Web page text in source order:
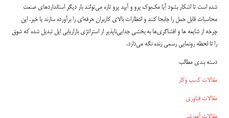
شده است تا اشکار بشود آیا مک‌بوک پرو و آیپد پرو تازه می‌توانند بار دیگر استانداردهای صنعت
محاسبات قابل حمل را جابجا کنند و انتظارات بالای کاربران حرفه‌ای را برآورده سازند یا خیر. این
چرخه از شایعه ها و افشاگری‌ها به بخشی جدایی‌ناپذیر از استراتژی بازاریابی اپل تبدیل شده که شوق
را تا لحظه رونمایی رسمی زنده نگه می‌دارد.
دسته بندی مطالب
مقالات کسب وکار
مقالات فناوری